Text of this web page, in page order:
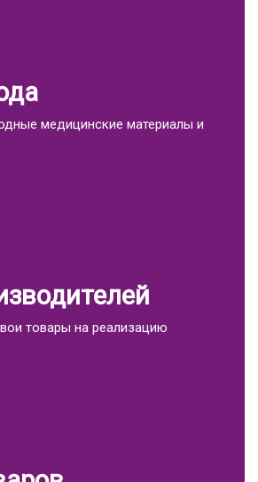
медицинские материалы и
товары на реализацию